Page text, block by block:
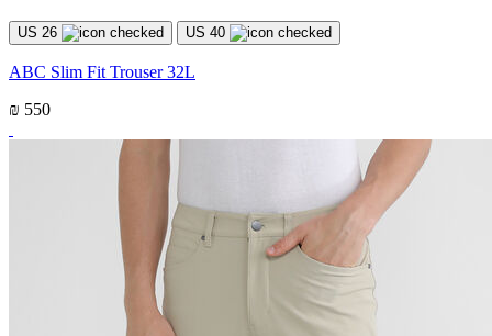
US 26 US 40
ABC Slim Fit Trouser 32L
₪ 550